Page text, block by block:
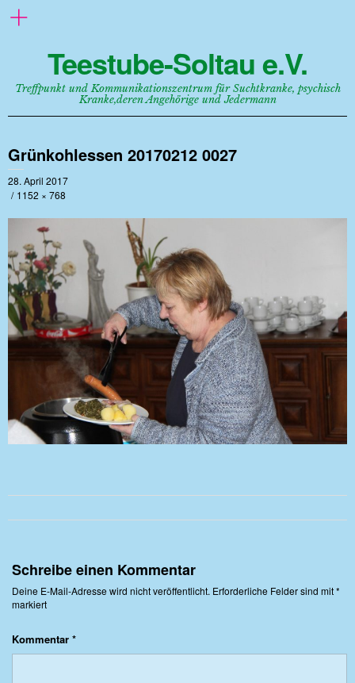
Teestube-Soltau e.V.
Treffpunkt und Kommunikationszentrum für Suchtkranke, psychisch
Kranke,deren Angehörige und Jedermann
Grünkohlessen 20170212 0027
28. April 2017
1152 × 768
Schreibe einen Kommentar
Deine E-Mail-Adresse wird nicht veröffentlicht. Erforderliche Felder sind mit*
markiert
Kommentar *